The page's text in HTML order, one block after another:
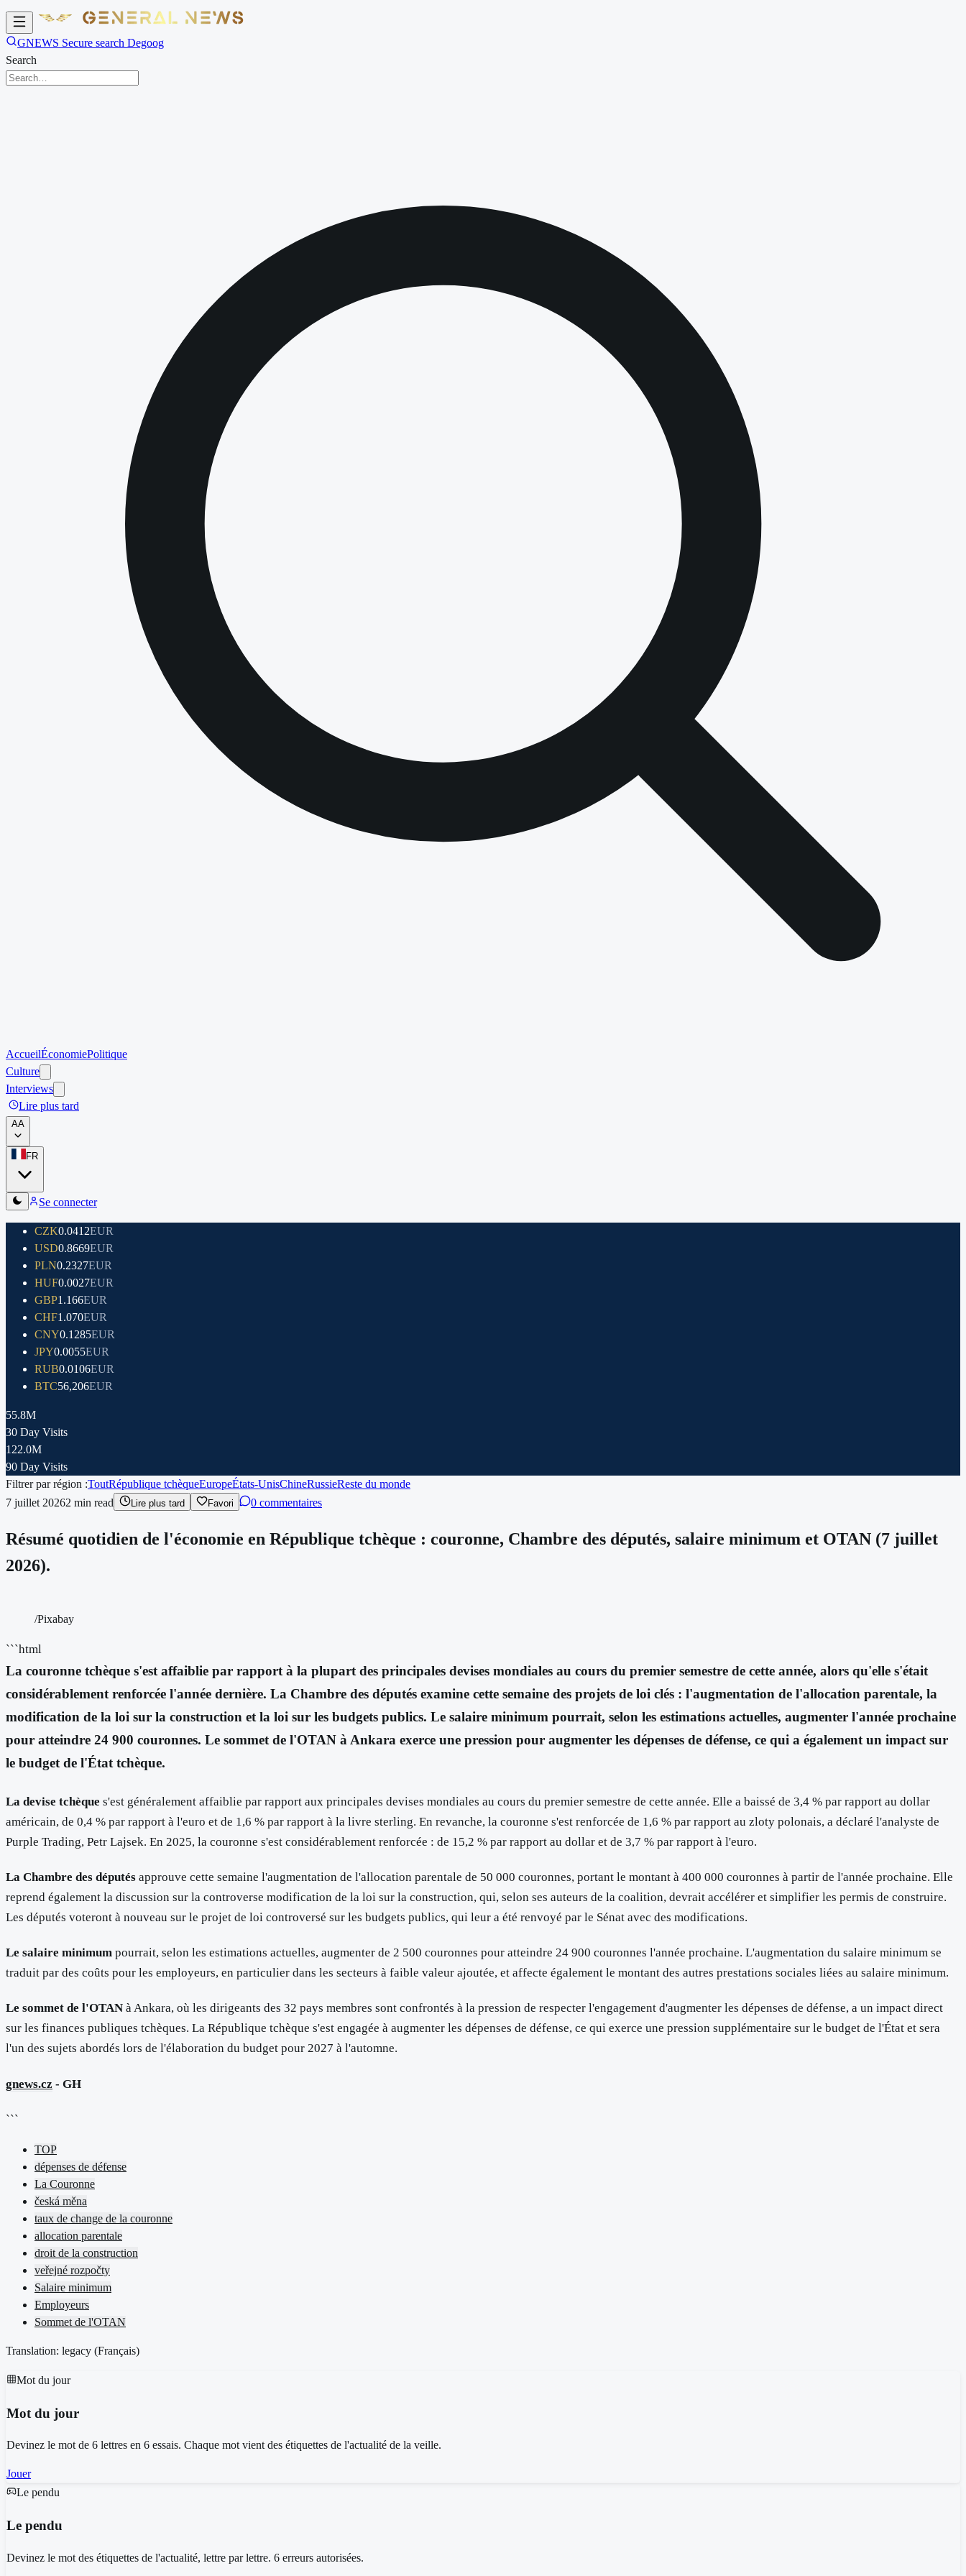
GNEWS Secure search Degoog
Search
AccueilÉconomiePolitique
Culture
Interviews
Lire plus tard
AA
FR
Se connecter
CZK0.0412EUR
USD0.8669EUR
PLN0.2327EUR
HUF0.0027EUR
GBP1.166EUR
CHF1.070EUR
CNY0.1285EUR
JPY0.0055EUR
RUB0.0106EUR
BTC56,206EUR
55.8M
30 Day Visits
122.0M
90 Day Visits
Filtrer par région :ToutRépublique tchèqueEuropeÉtats-UnisChineRussieReste du monde
7 juillet 20262 min read Lire plus tard Favori 0 commentaires
Résumé quotidien de l'économie en République tchèque : couronne, Chambre des députés, salaire minimum et OTAN (7 juillet
2026).
/Pixabay
```html
La couronne tchèque s'est affaiblie par rapport à la plupart des principales devises mondiales au cours du premier semestre de cette année, alors qu'elle s'était
considérablement renforcée l'année dernière. La Chambre des députés examine cette semaine des projets de loi clés : l'augmentation de l'allocation parentale, la
modification de la loi sur la construction et la loi sur les budgets publics. Le salaire minimum pourrait, selon les estimations actuelles, augmenter l'année prochaine
pour atteindre 24 900 couronnes. Le sommet de l'OTAN à Ankara exerce une pression pour augmenter les dépenses de défense, ce qui a également un impact sur
le budget de l'État tchèque.
La devise tchèque s'est généralement affaiblie par rapport aux principales devises mondiales au cours du premier semestre de cette année. Elle a baissé de 3,4 % par rapport au dollar
américain, de 0,4 % par rapport à l'euro et de 1,6 % par rapport à la livre sterling. En revanche, la couronne s'est renforcée de 1,6 % par rapport au zloty polonais, a déclaré l'analyste de
Purple Trading, Petr Lajsek. En 2025, la couronne s'est considérablement renforcée : de 15,2 % par rapport au dollar et de 3,7 % par rapport à l'euro.
La Chambre des députés approuve cette semaine l'augmentation de l'allocation parentale de 50 000 couronnes, portant le montant à 400 000 couronnes à partir de l'année prochaine. Elle
reprend également la discussion sur la controverse modification de la loi sur la construction, qui, selon ses auteurs de la coalition, devrait accélérer et simplifier les permis de construire.
Les députés voteront à nouveau sur le projet de loi controversé sur les budgets publics, qui leur a été renvoyé par le Sénat avec des modifications.
Le salaire minimum pourrait, selon les estimations actuelles, augmenter de 2 500 couronnes pour atteindre 24 900 couronnes l'année prochaine. L'augmentation du salaire minimum se
traduit par des coûts pour les employeurs, en particulier dans les secteurs à faible valeur ajoutée, et affecte également le montant des autres prestations sociales liées au salaire minimum.
Le sommet de l'OTAN à Ankara, où les dirigeants des 32 pays membres sont confrontés à la pression de respecter l'engagement d'augmenter les dépenses de défense, a un impact direct
sur les finances publiques tchèques. La République tchèque s'est engagée à augmenter les dépenses de défense, ce qui exerce une pression supplémentaire sur le budget de l'État et sera
l'un des sujets abordés lors de l'élaboration du budget pour 2027 à l'automne.
gnews.cz - GH
```
TOP
dépenses de défense
La Couronne
česká měna
taux de change de la couronne
allocation parentale
droit de la construction
veřejné rozpočty
Salaire minimum
Employeurs
Sommet de l'OTAN
Translation: legacy (Français)
Mot du jour
Mot du jour
Devinez le mot de 6 lettres en 6 essais. Chaque mot vient des étiquettes de l'actualité de la veille.
Jouer
Le pendu
Le pendu
Devinez le mot des étiquettes de l'actualité, lettre par lettre. 6 erreurs autorisées.